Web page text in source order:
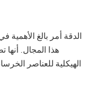
الدقة أمر بالغ
هذا المجال. أنها
الهيكلية للعناصر